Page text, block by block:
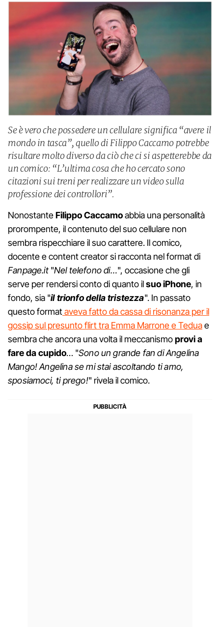
Se è vero che possedere un cellulare significa “avere il
mondo in tasca”, quello di Filippo Caccamo potrebbe
risultare molto diverso da ciò che ci si aspetterebbe da
un comico: “L’ultima cosa che ho cercato sono
citazioni sui treni per realizzare un video sulla
professione dei controllori”.
NonostanteFilippo Caccamoabbia una personalità
prorompente, il contenuto del suo cellulare non
sembra rispecchiare il suo carattere. Il comico,
docente e content creator si racconta nel format di
Fanpage.it"Nel telefono di…", occasione che gli
serve per rendersi conto di quanto ilsuo iPhone, in
fondo, sia "il trionfo della tristezza". In passato
questo formataveva fatto da cassa di risonanza per il
gossip sul presunto flirt tra Emma Marrone e Teduae
sembra che ancora una volta il meccanismoprovi a
fare da cupido… "Sono un grande fan di Angelina
Mango! Angelina se mi stai ascoltando ti amo,
sposiamoci, ti prego!" rivela il comico.